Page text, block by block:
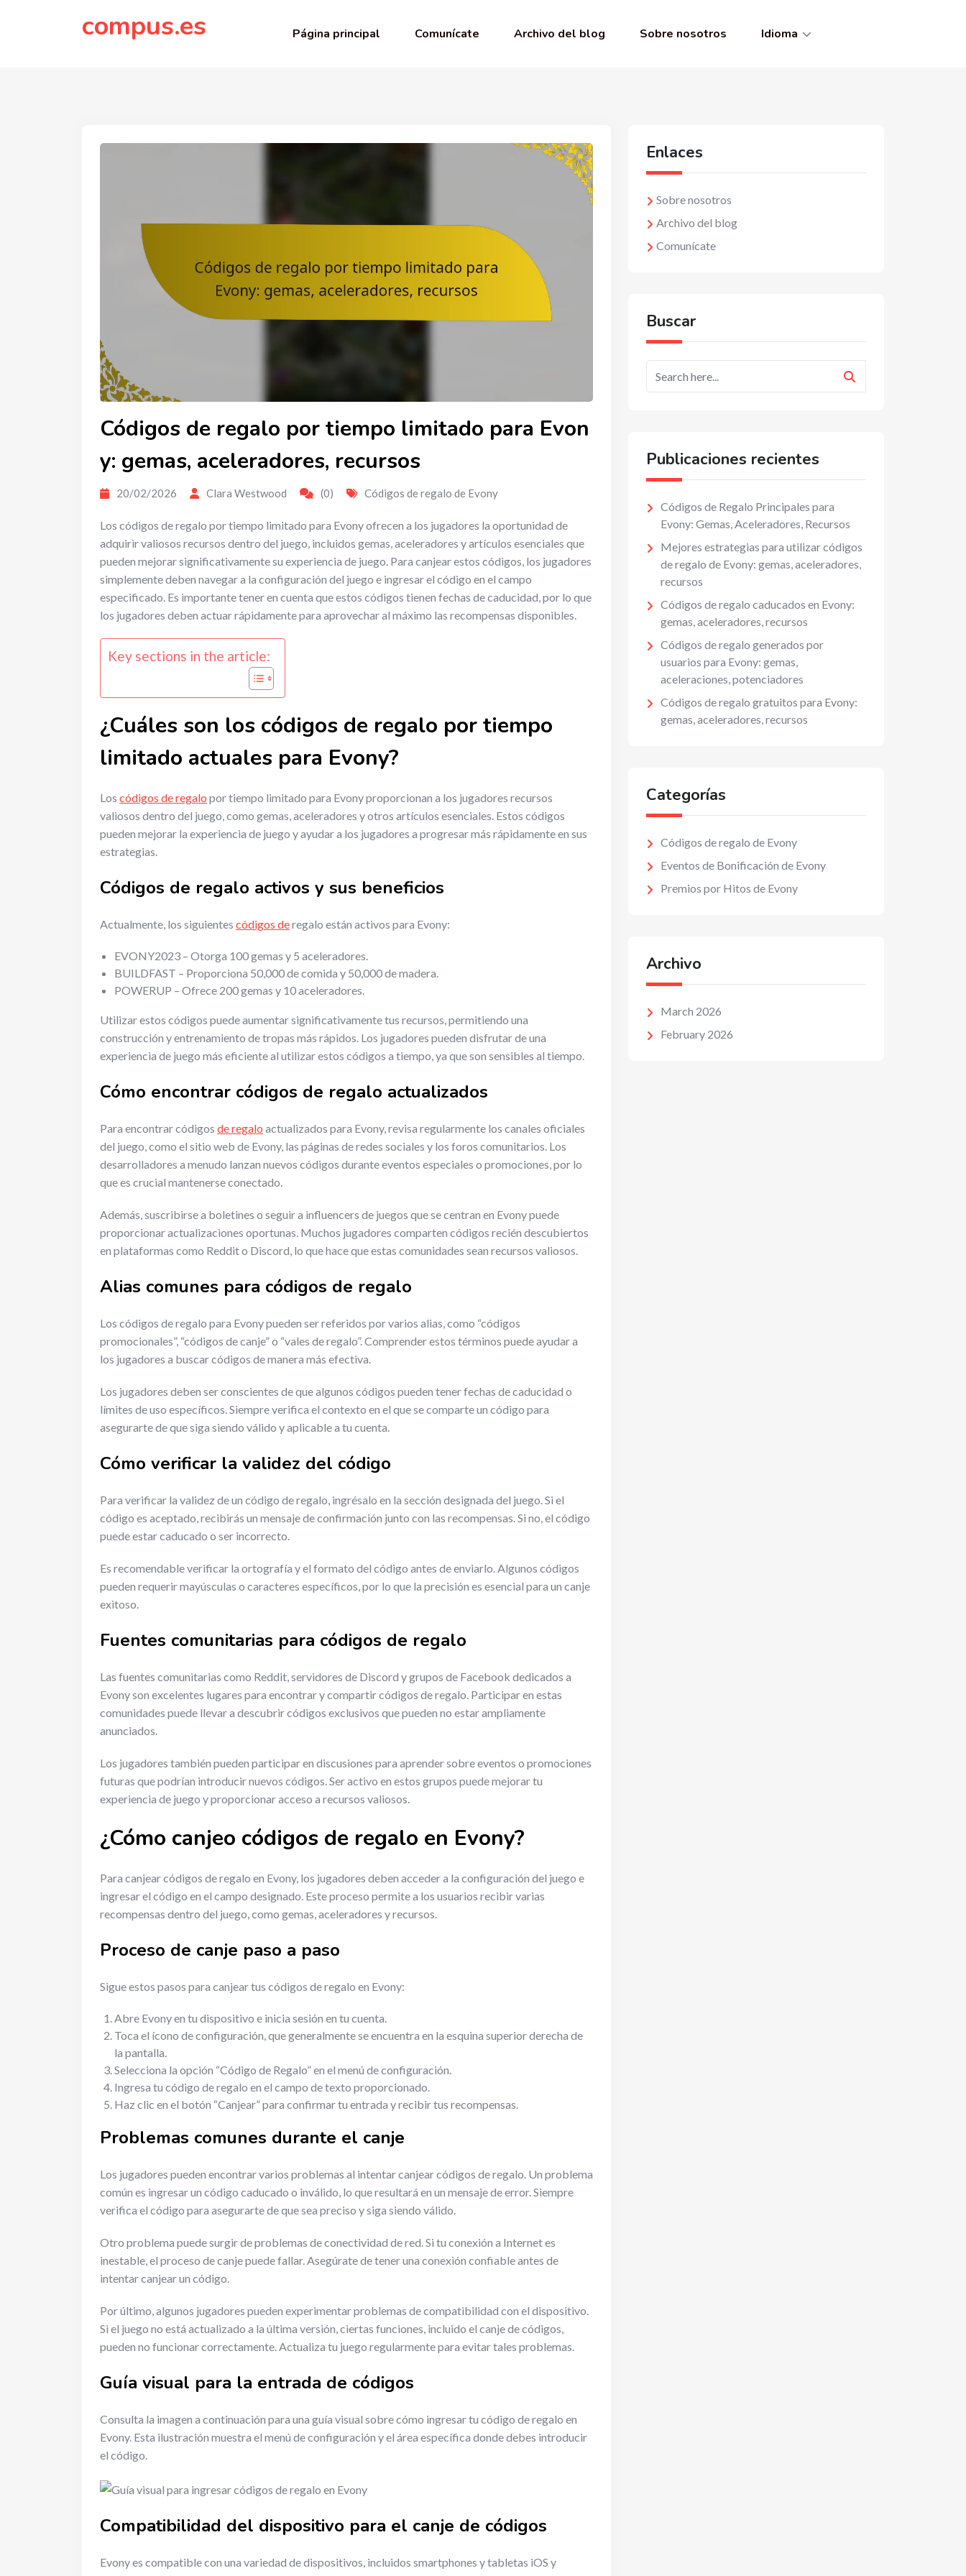
compus.es Página principal Comunícate Archivo del blog Sobre nosotros Idioma
Códigos de regalo por tiempo limitado para Evon
y: gemas, aceleradores, recursos
20/02/2026 Clara Westwood (0) Códigos de regalo de Evony
Los códigos de regalo por tiempo limitado para Evony ofrecen a los jugadores la oportunidad de
adquirir valiosos recursos dentro del juego, incluidos gemas, aceleradores y artículos esenciales que
pueden mejorar significativamente su experiencia de juego. Para canjear estos códigos, los jugadores
simplemente deben navegar a la configuración del juego e ingresar el código en el campo
especificado. Es importante tener en cuenta que estos códigos tienen fechas de caducidad, por lo que
los jugadores deben actuar rápidamente para aprovechar al máximo las recompensas disponibles.
Key sections in the article:
¿Cuáles son los códigos de regalo por tiempo
limitado actuales para Evony?
Los códigos de regalo por tiempo limitado para Evony proporcionan a los jugadores recursos
valiosos dentro del juego, como gemas, aceleradores y otros artículos esenciales. Estos códigos
pueden mejorar la experiencia de juego y ayudar a los jugadores a progresar más rápidamente en sus
estrategias.
Códigos de regalo activos y sus beneficios
Actualmente, los siguientes códigos deregalo están activos para Evony:
EVONY2023 – Otorga 100 gemas y 5 aceleradores.
BUILDFAST – Proporciona 50,000 de comida y 50,000 de madera.
POWERUP – Ofrece 200 gemas y 10 aceleradores.
Utilizar estos códigos puede aumentar significativamente tus recursos, permitiendo una
construcción y entrenamiento de tropas más rápidos. Los jugadores pueden disfrutar de una
experiencia de juego más eficiente al utilizar estos códigos a tiempo, ya que son sensibles al tiempo.
Cómo encontrar códigos de regalo actualizados
Para encontrar códigos de regalo actualizados para Evony, revisa regularmente los canales oficiales
del juego, como el sitio web de Evony, las páginas de redes sociales y los foros comunitarios. Los
desarrolladores a menudo lanzan nuevos códigos durante eventos especiales o promociones, por lo
que es crucial mantenerse conectado.
Además, suscribirse a boletines o seguir a influencers de juegos que se centran en Evony puede
proporcionar actualizaciones oportunas. Muchos jugadores comparten códigos recién descubiertos
en plataformas como Reddit o Discord, lo que hace que estas comunidades sean recursos valiosos.
Alias comunes para códigos de regalo
Los códigos de regalo para Evony pueden ser referidos por varios alias, como “códigos
promocionales”, “códigos de canje” o “vales de regalo”. Comprender estos términos puede ayudar a
los jugadores a buscar códigos de manera más efectiva.
Los jugadores deben ser conscientes de que algunos códigos pueden tener fechas de caducidad o
límites de uso específicos. Siempre verifica el contexto en el que se comparte un código para
asegurarte de que siga siendo válido y aplicable a tu cuenta.
Cómo verificar la validez del código
Para verificar la validez de un código de regalo, ingrésalo en la sección designada del juego. Si el
código es aceptado, recibirás un mensaje de confirmación junto con las recompensas. Si no, el código
puede estar caducado o ser incorrecto.
Es recomendable verificar la ortografía y el formato del código antes de enviarlo. Algunos códigos
pueden requerir mayúsculas o caracteres específicos, por lo que la precisión es esencial para un canje
exitoso.
Fuentes comunitarias para códigos de regalo
Las fuentes comunitarias como Reddit, servidores de Discord y grupos de Facebook dedicados a
Evony son excelentes lugares para encontrar y compartir códigos de regalo. Participar en estas
comunidades puede llevar a descubrir códigos exclusivos que pueden no estar ampliamente
anunciados.
Los jugadores también pueden participar en discusiones para aprender sobre eventos o promociones
futuras que podrían introducir nuevos códigos. Ser activo en estos grupos puede mejorar tu
experiencia de juego y proporcionar acceso a recursos valiosos.
¿Cómo canjeo códigos de regalo en Evony?
Para canjear códigos de regalo en Evony, los jugadores deben acceder a la configuración del juego e
ingresar el código en el campo designado. Este proceso permite a los usuarios recibir varias
recompensas dentro del juego, como gemas, aceleradores y recursos.
Proceso de canje paso a paso
Sigue estos pasos para canjear tus códigos de regalo en Evony:
Abre Evony en tu dispositivo e inicia sesión en tu cuenta.
Toca el ícono de configuración, que generalmente se encuentra en la esquina superior derecha de
la pantalla.
Selecciona la opción “Código de Regalo” en el menú de configuración.
Ingresa tu código de regalo en el campo de texto proporcionado.
Haz clic en el botón “Canjear” para confirmar tu entrada y recibir tus recompensas.
Problemas comunes durante el canje
Los jugadores pueden encontrar varios problemas al intentar canjear códigos de regalo. Un problema
común es ingresar un código caducado o inválido, lo que resultará en un mensaje de error. Siempre
verifica el código para asegurarte de que sea preciso y siga siendo válido.
Otro problema puede surgir de problemas de conectividad de red. Si tu conexión a Internet es
inestable, el proceso de canje puede fallar. Asegúrate de tener una conexión confiable antes de
intentar canjear un código.
Por último, algunos jugadores pueden experimentar problemas de compatibilidad con el dispositivo.
Si el juego no está actualizado a la última versión, ciertas funciones, incluido el canje de códigos,
pueden no funcionar correctamente. Actualiza tu juego regularmente para evitar tales problemas.
Guía visual para la entrada de códigos
Consulta la imagen a continuación para una guía visual sobre cómo ingresar tu código de regalo en
Evony. Esta ilustración muestra el menú de configuración y el área específica donde debes introducir
el código.
Compatibilidad del dispositivo para el canje de códigos
Evony es compatible con una variedad de dispositivos, incluidos smartphones y tabletas iOS y
Enlaces
Sobre nosotros
Archivo del blog
Comunícate
Buscar
Publicaciones recientes
Códigos de Regalo Principales para
Evony: Gemas, Aceleradores, Recursos
Mejores estrategias para utilizar códigos
de regalo de Evony: gemas, aceleradores,
recursos
Códigos de regalo caducados en Evony:
gemas, aceleradores, recursos
Códigos de regalo generados por
usuarios para Evony: gemas,
aceleraciones, potenciadores
Códigos de regalo gratuitos para Evony:
gemas, aceleradores, recursos
Categorías
Códigos de regalo de Evony
Eventos de Bonificación de Evony
Premios por Hitos de Evony
Archivo
March 2026
February 2026